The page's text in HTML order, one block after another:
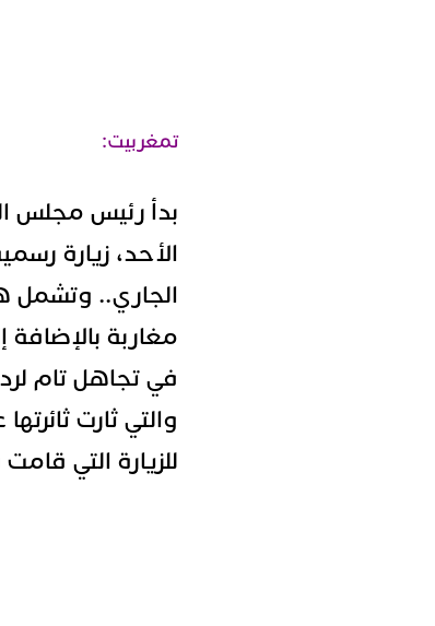
تمغربيت:
بدأ رئيس مجلس
الجاري.. وتشمل
مغاربة بالإضافة
في تجاهل تام
والتي ثارت
للزيارة التي